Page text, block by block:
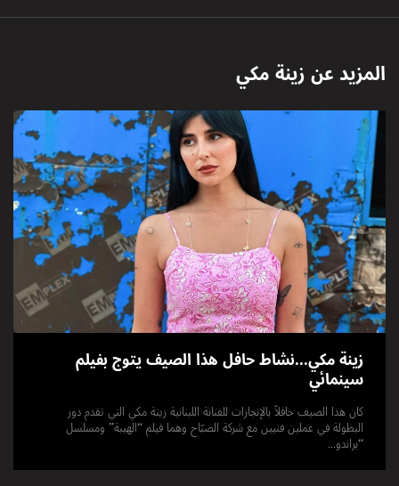
المزيد عنزينة مكي
زينة مكي...نشاط حافل هذا الصيف يتوج بفيلم
سينمائي
كان هذا الصيف حافلاً بالإنجازات للفنانة اللبنانية زينة مكي التي تقدم دور
البطولة في عملين فنيين مع شركة الصبّاح وهما فيلم “الهيبة” ومسلسل
“براندو...